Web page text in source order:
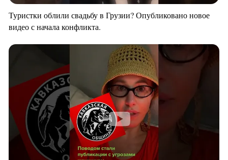
Туристки облили свадьбу в Грузии? Опубликовано новое
видео с начала конфликта.